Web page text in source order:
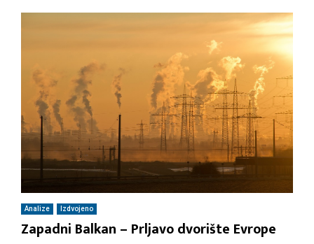
Analize Izdvojeno
Zapadni Balkan – Prljavo dvorište Evrope